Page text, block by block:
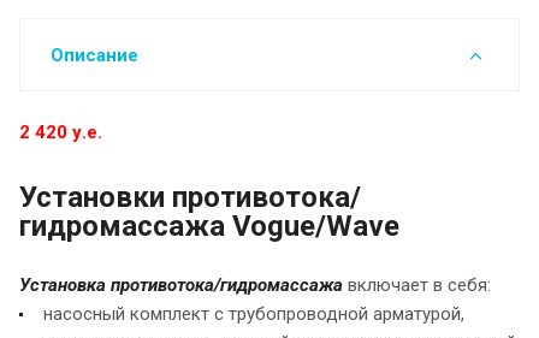
Описание
2 420 у.е.
Установки противотока/
гидромассажа Vogue/Wave
Установка противотока/гидромассажа включает в себя:
насосный комплект с трубопроводной арматурой,